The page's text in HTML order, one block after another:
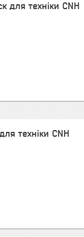
для техніки CNH
техніки CNH